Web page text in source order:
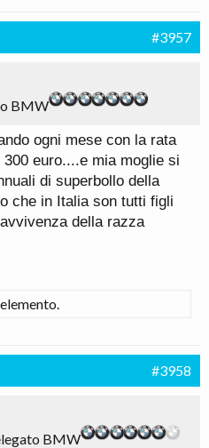
#3957
BMW
ogni mese con la rata
euro....e mia moglie si
di superbollo della
che in Italia son tutti figli
della razza
#3958
BMW